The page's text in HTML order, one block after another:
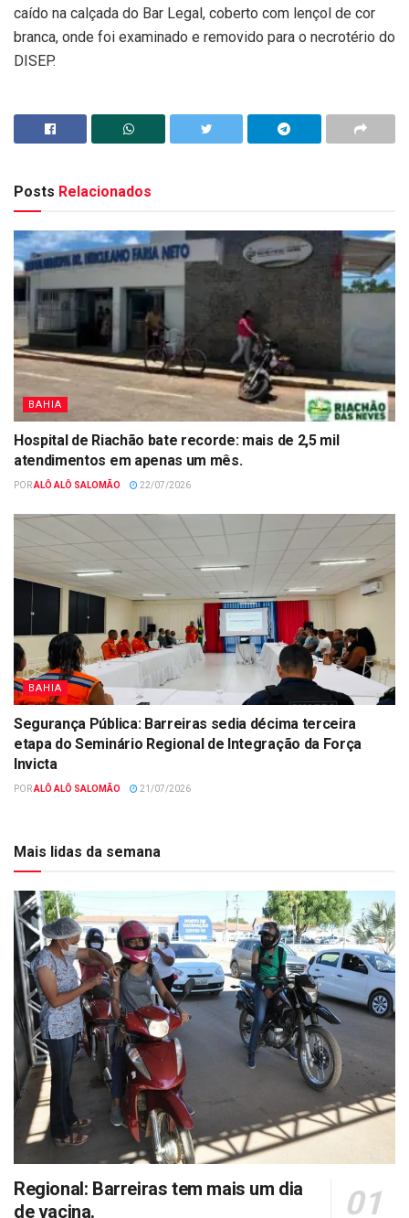
caído na calçada do Bar Legal, coberto com lençol de cor
branca, onde foi examinado e removido para o necrotério do
DISEP.
Posts Relacionados
BAHIA
Hospital de Riachão bate recorde: mais de 2,5 mil
atendimentos em apenas um mês.
PORALÔ ALÔ SALOMÃO 22/07/2026
BAHIA
Segurança Pública: Barreiras sedia décima terceira
etapa do Seminário Regional de Integração da Força
Invicta
PORALÔ ALÔ SALOMÃO 21/07/2026
Mais lidas da semana
Regional: Barreiras tem mais um dia
de vacina.